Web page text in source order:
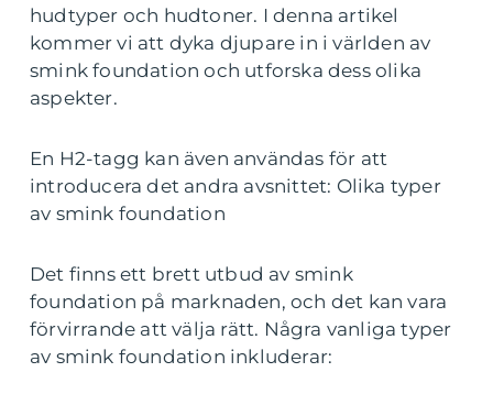
hudtyper och hudtoner. I denna artikel
kommer vi att dyka djupare in i världen av
smink foundation och utforska dess olika
aspekter.
En H2-tagg kan även användas för att
introducera det andra avsnittet: Olika typer
av smink foundation
Det finns ett brett utbud av smink
foundation på marknaden, och det kan vara
förvirrande att välja rätt. Några vanliga typer
av smink foundation inkluderar: